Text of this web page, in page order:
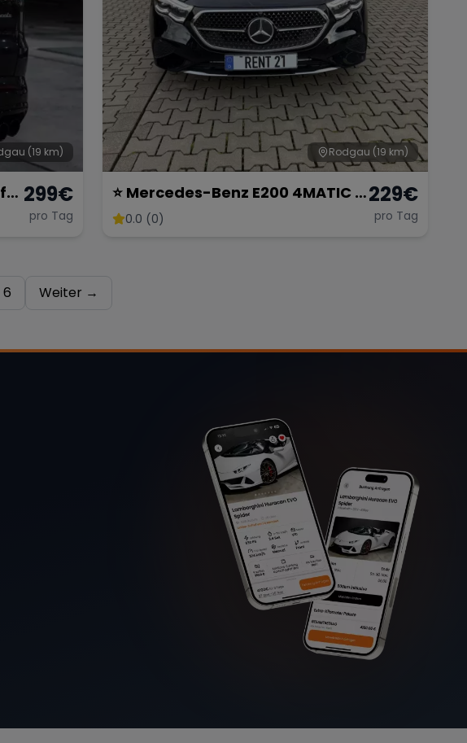
(19 km)
299€
pro Tag
Rodgau (19 km)
⭐ Mercedes-Benz E200 4MATIC –
Luxus trifft Allrad-Power 🔥
0.0 (0)
229€
pro Tag
6 Weiter →